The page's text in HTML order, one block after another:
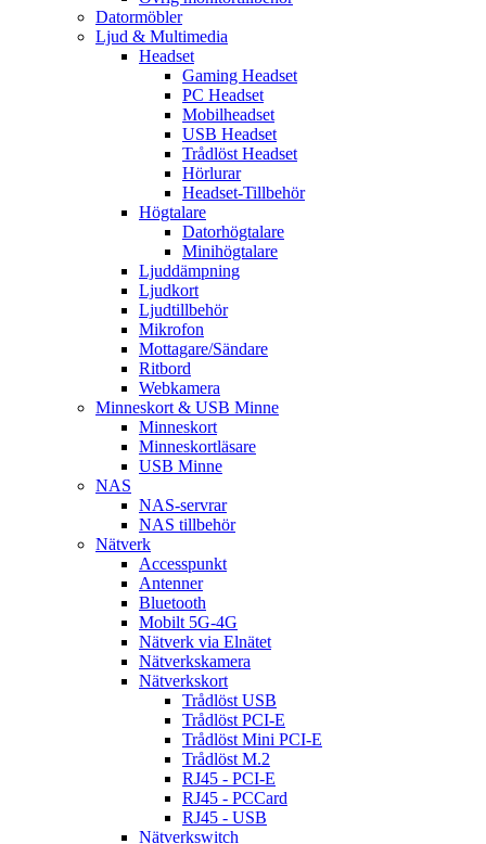
Datormöbler
Ljud & Multimedia
Headset
Gaming Headset
PC Headset
Mobilheadset
USB Headset
Trådlöst Headset
Hörlurar
Headset-Tillbehör
Högtalare
Datorhögtalare
Minihögtalare
Ljuddämpning
Ljudkort
Ljudtillbehör
Mikrofon
Mottagare/Sändare
Ritbord
Webkamera
Minneskort & USB Minne
Minneskort
Minneskortläsare
USB Minne
NAS
NAS-servrar
NAS tillbehör
Nätverk
Accesspunkt
Antenner
Bluetooth
Mobilt 5G-4G
Nätverk via Elnätet
Nätverkskamera
Nätverkskort
Trådlöst USB
Trådlöst PCI-E
Trådlöst Mini PCI-E
Trådlöst M.2
RJ45 - PCI-E
RJ45 - PCCard
RJ45 - USB
Nätverkswitch